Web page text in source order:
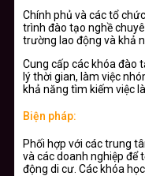
Chính phủ và các tổ
trình đào tạo nghề
trường lao động và khả
Cung cấp các khóa đào
lý thời gian, làm việc
khả năng tìm kiếm việc
Biện pháp:
Phối hợp với các trung
và các doanh nghiệp để
động di cư. Các khóa